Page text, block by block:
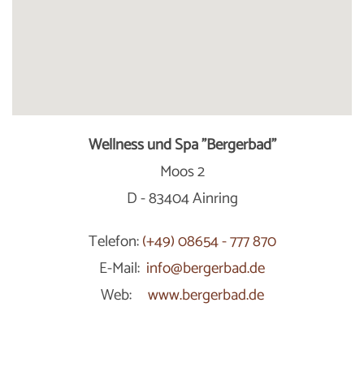
Wellness und Spa "Bergerbad"
Moos 2
D - 83404 Ainring
Telefon:(+49) 08654 - 777 870
E-Mail: info@bergerbad.de
Web:
www.bergerbad.de